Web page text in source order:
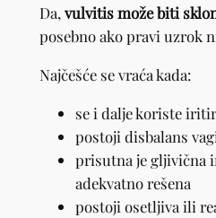
Da, vulvitis može biti
posebno ako pravi uzrok
Najčešće se vraća kada:
se i dalje koriste
postoji disbalans
prisutna je gljivična
adekvatno rešena
postoji osetljiva ili